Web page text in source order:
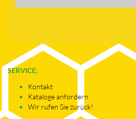
SERVICE:
Kontakt
Kataloge anfordern
Wir rufen Sie zurück!